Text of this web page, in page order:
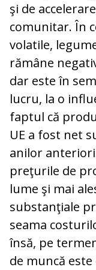
şi de
comunitar. În
volatile,
rămâne
dar este în
lucru, la o
faptul că
UE a fost net
anilor
preţurile de
lume şi mai
substanţiale
seama
însă, pe
de muncă